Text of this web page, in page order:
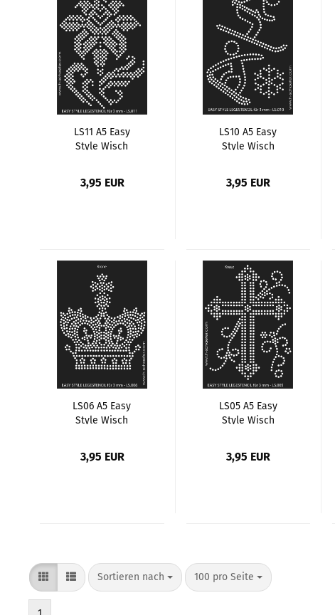
LS11 A5 Easy
Style Wisch
3,95 EUR
LS10 A5 Easy
Style Wisch
3,95 EUR
LS06 A5 Easy
Style Wisch
3,95 EUR
LS05 A5 Easy
Style Wisch
3,95 EUR
Sortieren nach
Sortieren nach 100 pro Seite
pro Seite